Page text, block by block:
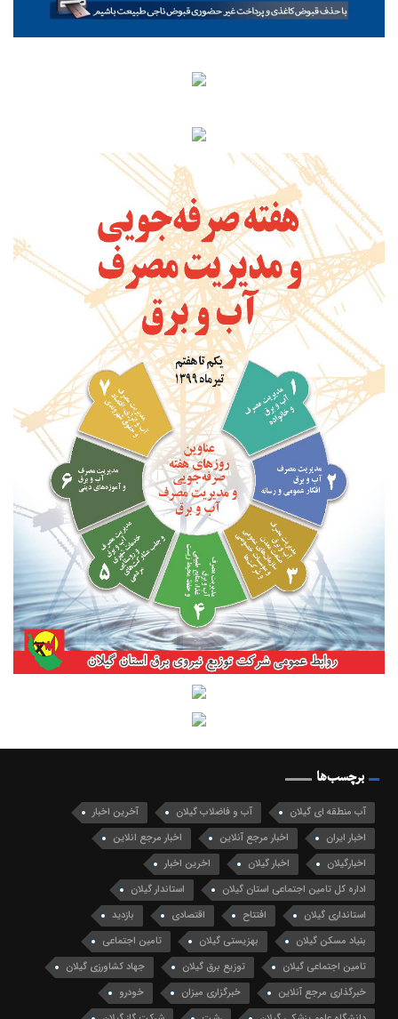
برچسب‌ها
آب منطقه ای گیلان آب و فاضلاب گیلان
آخرین اخبار
اخبار ایران
اخبار مرجع آنلاین
اخبار مرجع انلاین
اخبارگیلان
اخبار گیلان
اخرین اخبار
اداره کل تامین اجتماعی استان گیلان
استاندار گیلان
استانداری گیلان
افتتاح اقتصادی
بازدید
بنیاد مسکن گیلان
بهزیستی گیلان
تامین اجتماعی
تامین اجتماعی گیلان
توزیع برق گیلان
جهاد کشاورزی گیلان
خبرگذاری مرجع آنلاین
خبرگزاری میزان
خودرو